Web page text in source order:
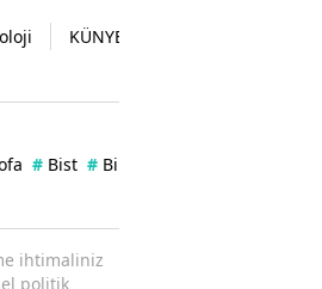
KÜNYE
# Bist # Bilanço
ihtimaliniz
politik